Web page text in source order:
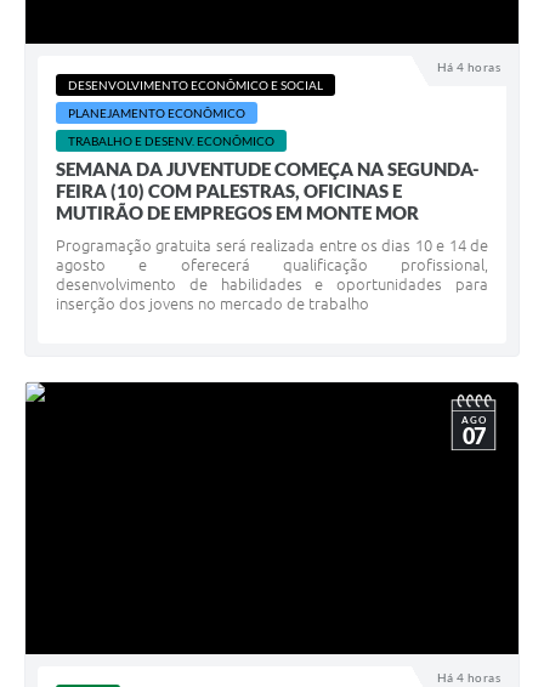
Há 4 horas
DESENVOLVIMENTO ECONÔMICO E SOCIAL
PLANEJAMENTO ECONÔMICO
TRABALHO E DESENV. ECONÔMICO
SEMANA DA JUVENTUDE COMEÇA NA SEGUNDA-
FEIRA (10) COM PALESTRAS, OFICINAS E
MUTIRÃO DE EMPREGOS EM MONTE MOR
Programação gratuita será realizada entre os dias 10 e 14 de
agosto e oferecerá qualificação profissional,
desenvolvimento de habilidades e oportunidades para
inserção dos jovens no mercado de trabalho
Há 4 horas
AGO
07